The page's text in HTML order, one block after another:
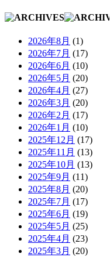
2026年8月 (1)
2026年7月 (17)
2026年6月 (10)
2026年5月 (20)
2026年4月 (27)
2026年3月 (20)
2026年2月 (17)
2026年1月 (10)
2025年12月 (17)
2025年11月 (13)
2025年10月 (13)
2025年9月 (11)
2025年8月 (20)
2025年7月 (17)
2025年6月 (19)
2025年5月 (25)
2025年4月 (23)
2025年3月 (20)